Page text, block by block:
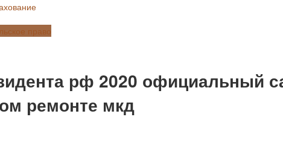
право
рф 2020 официальный
ремонте мкд